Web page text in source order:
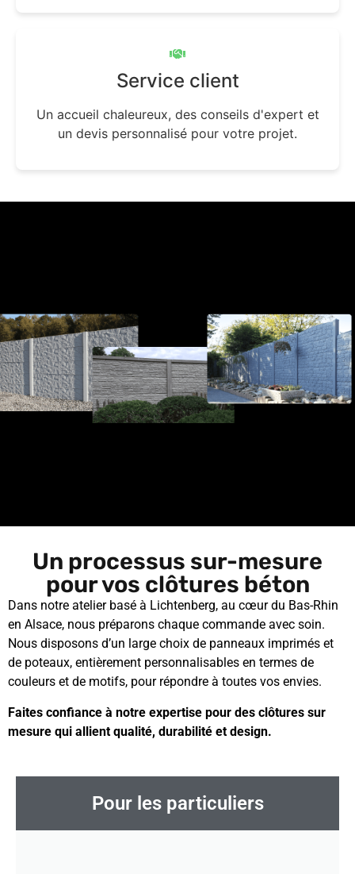
Service client
Un accueil chaleureux, des conseils d'expert et
un devis personnalisé pour votre projet.
Un processus sur-mesure
pour vos clôtures béton
Dans notre atelier basé à Lichtenberg, au cœur du Bas-Rhin
en Alsace, nous préparons chaque commande avec soin.
Nous disposons d’un large choix de panneaux imprimés et
de poteaux, entièrement personnalisables en termes de
couleurs et de motifs, pour répondre à toutes vos envies.
Faites confiance à notre expertise pour des clôtures sur
mesure qui allient qualité, durabilité et design.
Pour les particuliers